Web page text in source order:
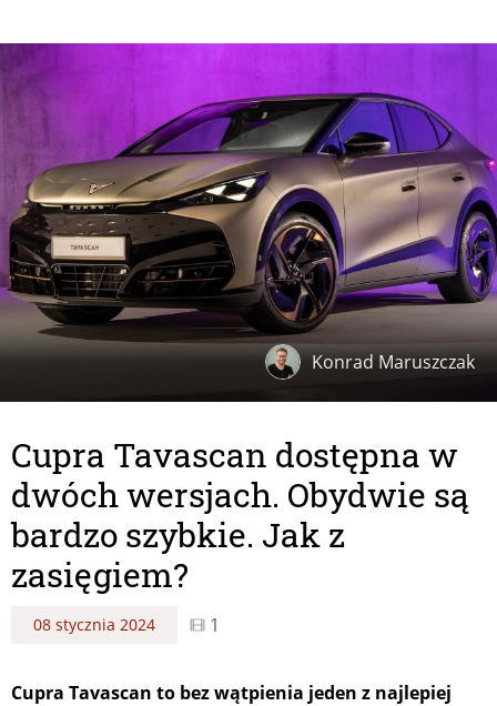
Konrad Maruszczak
Cupra Tavascan dostępna w
dwóch wersjach. Obydwie są
bardzo szybkie. Jak z
zasięgiem?
08 stycznia 2024 1
Cupra Tavascan to bez wątpienia jeden z najlepiej